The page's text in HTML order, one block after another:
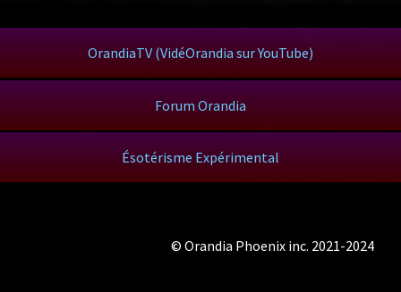
OrandiaTV (VidéOrandia sur YouTube)
Forum Orandia
Ésotérisme Expérimental
© Orandia Phoenix inc. 2021-2024